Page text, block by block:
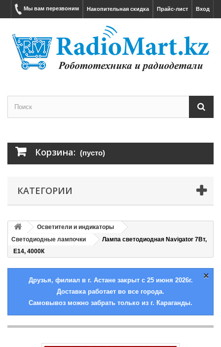
Вход
Прайс-лист
Накопительная скидка
Мы вам перезвоним
Корзина: (пусто)
КАТЕГОРИИ
Осветители и индикаторы
Светодиодные лампочки
Лампа светодиодная Navigator 7Вт,
Е14, 4000К
×
Друзья, филиал в г. Астане закрыт с 25 июня 2026г.
Доставка работает во все города.
Самовывоз можно забрать только из г. Караганды.